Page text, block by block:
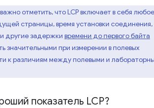
отметить, что LCP включает в себя любое
страницы, время установки соединения,
другие задержки времени до первого байта
значительными при измерении в полевых
к различиям между полевыми и
показатель LCP?